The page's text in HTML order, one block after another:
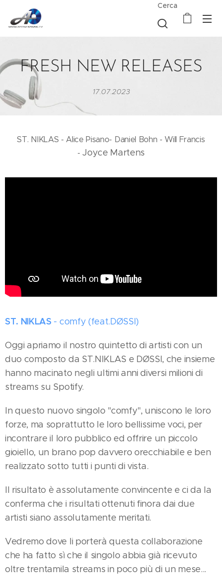
Cerca
FRESH NEW RELEASES
17.07.2023
ST. NIKLAS - Alice Pisano- Daniel Bohn - Will Francis
-Joyce Martens
ST. NIKLAS - comfy (feat.DØSSI)
Oggi apriamo il nostro quintetto di artisti con un
duo composto da ST.NIKLAS e DØSSI, che insieme
hanno macinato negli ultimi anni diversi milioni di
streams su Spotify.
In questo nuovo singolo "comfy", uniscono le loro
forze, ma soprattutto le loro bellissime voci, per
incontrare il loro pubblico ed offrire un piccolo
gioiello, un brano pop davvero orecchiabile e ben
realizzato sotto tutti i punti di vista.
Il risultato è assolutamente convincente e ci da la
conferma che i risultati ottenuti finora dai due
artisti siano assolutamente meritati.
Vedremo dove li porterà questa collaborazione
che ha fatto sì che il singolo abbia già ricevuto
oltre trentamila streams in poco più di un mese...